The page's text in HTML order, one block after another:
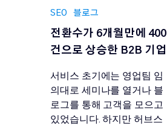
SEO 블로그
전환수가 6개월만에 400
건으로 상승한 B2B 기업
서비스 초기에는 영업팀 임
의대로 세미나를 열거나 블
로그를 통해 고객을 모으고
있었습니다. 하지만 허브스